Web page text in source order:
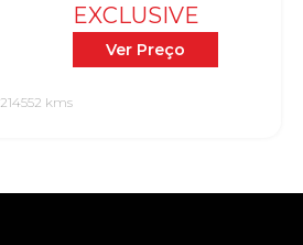
EXCLUSIVE
Ver Preço
214552 kms